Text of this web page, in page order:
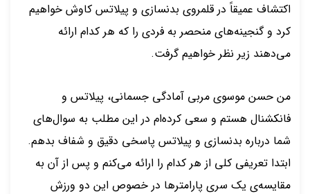
اکتشاف عمیقاً در قلمروی بدنسازی و پیلاتس کاوش خواهیم
کرد و گنجینه‌های منحصر به فردی را که هر کدام ارائه
می‌دهند زیر نظر خواهیم گرفت.
من حسن موسوی مربی آمادگی جسمانی، پیلاتس و
فانکشنال هستم و سعی کرده‌ام در این مطلب به سوال‌های
شما درباره بدنسازی و پیلاتس پاسخی دقیق و شفاف بدهم.
ابتدا تعریفی کلی از هر کدام را ارائه می‌کنم و پس از آن به
مقایسه‌ی یک سری پارامترها در خصوص این دو ورزش